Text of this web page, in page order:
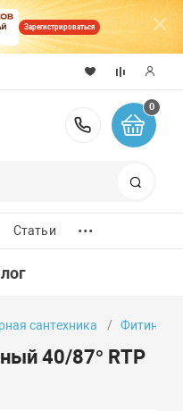
Зарегистрироваться
8 (800)
0
Статьи ...
сантехника Фитинги
40/87° RTP